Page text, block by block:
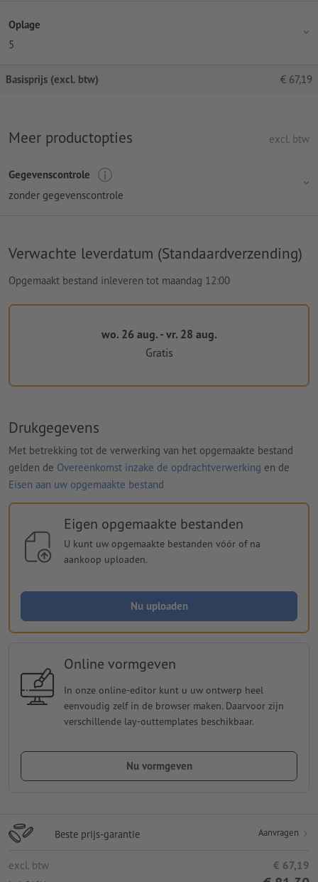
Oplage
5
Basisprijs (excl. btw) € 67,19
Meer productopties excl. btw
Gegevenscontrole
zonder gegevenscontrole
Verwachte leverdatum (Standaardverzending)
Opgemaakt bestand inleveren tot maandag 12:00
wo. 26 aug. - vr. 28 aug.
Gratis
Drukgegevens
Met betrekking tot de verwerking van het opgemaakte bestand
gelden de Overeenkomst inzake de opdrachtverwerking en de
Eisen aan uw opgemaakte bestand
Eigen opgemaakte bestanden
U kunt uw opgemaakte bestanden vóór of na
aankoop uploaden.
Nu uploaden
Online vormgeven
In onze online-editor kunt u uw ontwerp heel
eenvoudig zelf in de browser maken. Daarvoor zijn
verschillende lay-outtemplates beschikbaar.
Nu vormgeven
Beste prijs-garantie Aanvragen
excl. btw € 67,19